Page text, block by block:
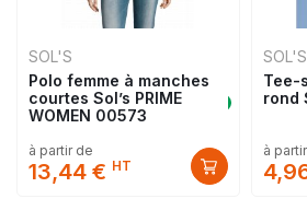
SOL'S
Polo femme à manches
courtes Sol’s PRIME
WOMEN 00573
à partir de
13,44 € HT
SOL'S
Tee-
rond
à